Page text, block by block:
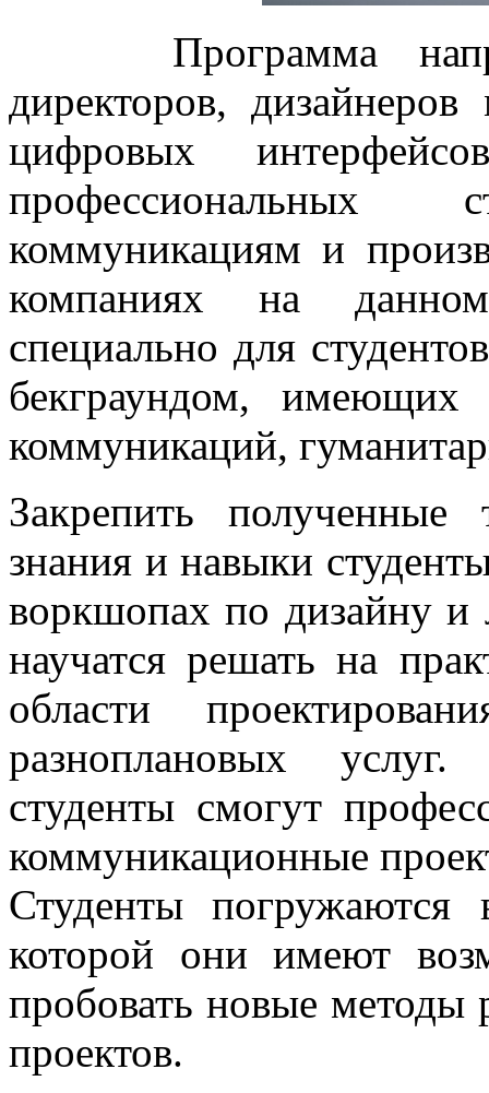
Программа
директоров,
цифровых
профессиональных
коммуникациям и
компаниях на
специально для
бекграундом, имеющих
коммуникаций,
Закрепить полученные
знания и навыки
воркшопах по дизайну и
научатся решать на
области
разноплановых
студенты смогут
коммуникационные
Студенты погружаются
которой они имеют
пробовать новые методы
проектов.